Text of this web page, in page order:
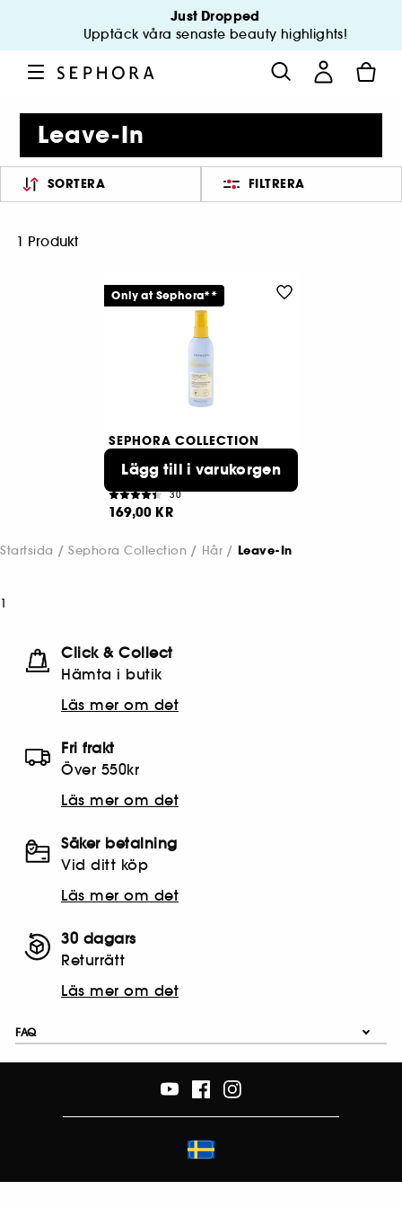
Just Dropped
Upptäck våra senaste beauty highlights!
Leave-In
SORTERA FILTRERA
1 Produkt
SEPHORA COLLECTION
Hair Nourish All in One
Leave-in Conditioner
Leave-in balsam
30
169,00 KR
Lägg till i varukorgen
Only at Sephora**
Startsida Sephora Collection Hår Leave-In
1
Click & Collect
Hämta i butik​
Läs mer om det
Fri frakt
Över 550kr
Läs mer om det
Säker betalning
Vid ditt köp
Läs mer om det
30 dagars
Returrätt
Läs mer om det
FAQ